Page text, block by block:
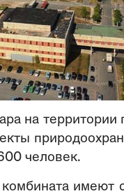
на территории
человек.
имеют